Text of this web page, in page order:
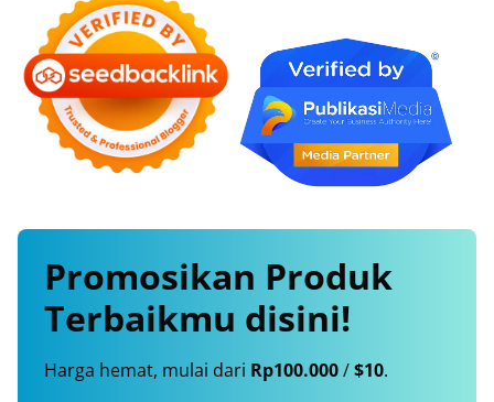
Promosikan Produk
Terbaikmu disini!
Harga hemat, mulai dari Rp100.000/$10.